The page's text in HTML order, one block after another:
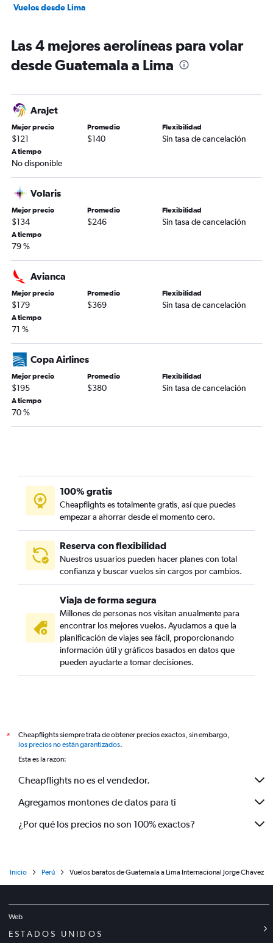
Vuelos desde Lima
Las 4 mejores aerolíneas para volar
desde Guatemala a Lima
Arajet
Mejor precio
$121
Promedio
$140
Flexibilidad
Sin tasa de cancelación
A tiempo
No disponible
Volaris
Mejor precio
$134
Promedio
$246
Flexibilidad
Sin tasa de cancelación
A tiempo
79 %
Avianca
Mejor precio
$179
Promedio
$369
Flexibilidad
Sin tasa de cancelación
A tiempo
71 %
Copa Airlines
Mejor precio
$195
Promedio
$380
Flexibilidad
Sin tasa de cancelación
A tiempo
70 %
100% gratis
Cheapflights es totalmente gratis, así que puedes
empezar a ahorrar desde el momento cero.
Reserva con flexibilidad
Nuestros usuarios pueden hacer planes con total
confianza y buscar vuelos sin cargos por cambios.
Viaja de forma segura
Millones de personas nos visitan anualmente para
encontrar los mejores vuelos. Ayudamos a que la
planificación de viajes sea fácil, proporcionando
información útil y gráficos basados en datos que
pueden ayudarte a tomar decisiones.
*
Cheapflights siempre trata de obtener precios exactos, sin embargo,
los precios no están garantizados.
Esta es la razón:
Cheapflights no es el vendedor.
Agregamos montones de datos para ti
¿Por qué los precios no son 100% exactos?
Inicio Perú Vuelos baratos de Guatemala a Lima Internacional Jorge Chávez
Web
ESTADOS UNIDOS